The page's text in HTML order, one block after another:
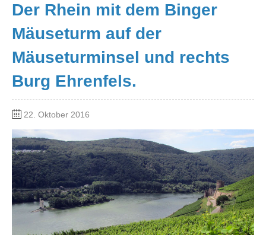
Der Rhein mit dem Binger
Mäuseturm auf der
Mäuseturminsel und rechts
Burg Ehrenfels.
22. Oktober 2016